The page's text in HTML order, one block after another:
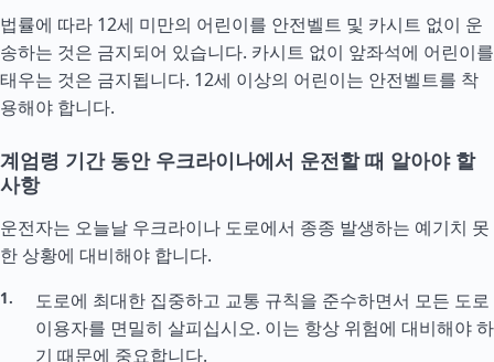
법률에 따라 12세 미만의 어린이를 안전벨트 및 카시트 없이 운
송하는 것은 금지되어 있습니다. 카시트 없이 앞좌석에 어린이를
태우는 것은 금지됩니다. 12세 이상의 어린이는 안전벨트를 착
용해야 합니다.
계엄령 기간 동안 우크라이나에서 운전할 때 알아야 할
사항
운전자는 오늘날 우크라이나 도로에서 종종 발생하는 예기치 못
한 상황에 대비해야 합니다.
도로에 최대한 집중하고 교통 규칙을 준수하면서 모든 도로
이용자를 면밀히 살피십시오. 이는 항상 위험에 대비해야 하
기 때문에 중요합니다.